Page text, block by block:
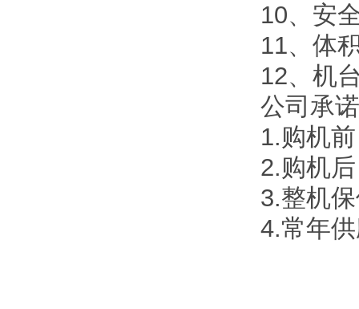
10、安
11、体
12、机
公司承
1.购机
2.购机
3.整机
4.常年